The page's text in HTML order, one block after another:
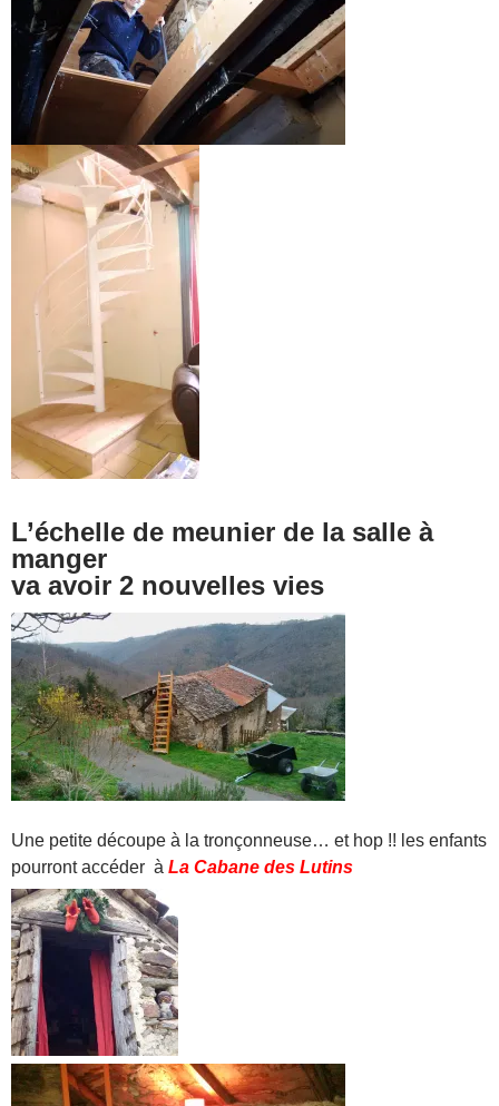
L’échelle de meunier de la salle à
manger
va avoir 2 nouvelles vies
Une petite découpe à la tronçonneuse… et hop !! les enfants
pourront accéder à La Cabane des Lutins